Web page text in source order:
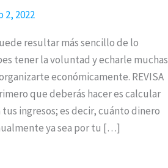
2, 2022
resultar más sencillo de lo
tener la voluntad y echarle muchas
económicamente. REVISA
que deberás hacer es calcular
ingresos; es decir, cuánto dinero
ya sea por tu […]